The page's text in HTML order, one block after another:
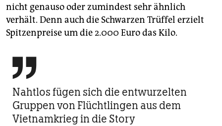
nicht genauso oder zumindest sehr ähnlich
verhält. Denn auch die Schwarzen Trüffel erzielt
Spitzenpreise um die 2.000 Euro das Kilo.

Nahtlos fügen sich die entwurzelten
Gruppen von Flüchtlingen aus dem
Vietnamkrieg in die Story